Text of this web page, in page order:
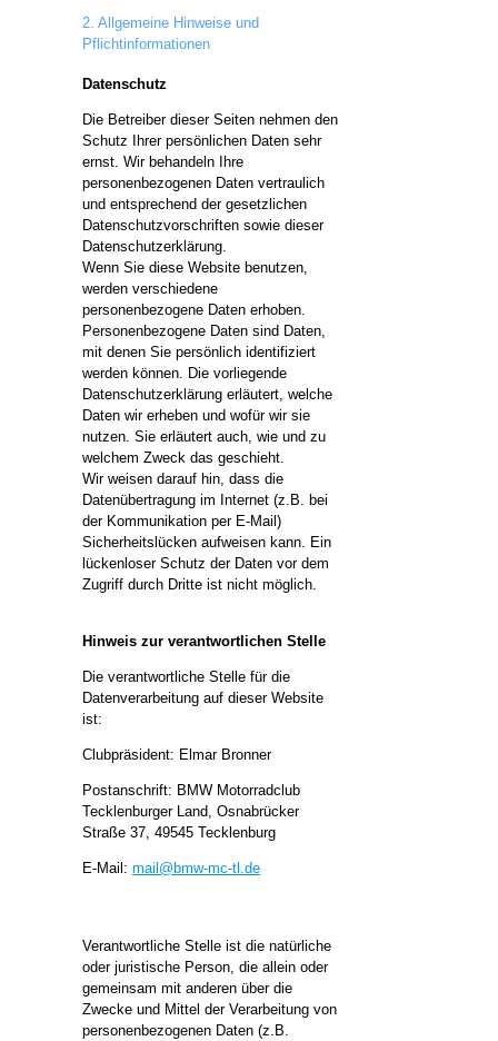
2. Allgemeine Hinweise und
Pflichtinformationen
Datenschutz
Die Betreiber dieser Seiten nehmen den
Schutz Ihrer persönlichen Daten sehr
ernst. Wir behandeln Ihre
personenbezogenen Daten vertraulich
und entsprechend der gesetzlichen
Datenschutzvorschriften sowie dieser
Datenschutzerklärung.
Wenn Sie diese Website benutzen,
werden verschiedene
personenbezogene Daten erhoben.
Personenbezogene Daten sind Daten,
mit denen Sie persönlich identifiziert
werden können. Die vorliegende
Datenschutzerklärung erläutert, welche
Daten wir erheben und wofür wir sie
nutzen. Sie erläutert auch, wie und zu
welchem Zweck das geschieht.
Wir weisen darauf hin, dass die
Datenübertragung im Internet (z.B. bei
der Kommunikation per E-Mail)
Sicherheitslücken aufweisen kann. Ein
lückenloser Schutz der Daten vor dem
Zugriff durch Dritte ist nicht möglich.
Hinweis zur verantwortlichen Stelle
Die verantwortliche Stelle für die
Datenverarbeitung auf dieser Website
ist:
Clubpräsident: Elmar Bronner
Postanschrift: BMW Motorradclub
Tecklenburger Land, Osnabrücker
Straße 37, 49545 Tecklenburg
E-Mail: mail@bmw-mc-tl.de
Verantwortliche Stelle ist die natürliche
oder juristische Person, die allein oder
gemeinsam mit anderen über die
Zwecke und Mittel der Verarbeitung von
personenbezogenen Daten (z.B.